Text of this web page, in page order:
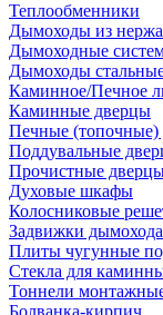
Теплообменники
Дымоходы из
Дымоходные
Дымоходы
Каминное/Печное
Каминные дверцы
Печные (топочные)
Поддувальные
Прочистные
Духовые шкафы
Колосниковые
Задвижки дымохода
Плиты чугунные
Стекла для
Тоннели
Болванка-кирпич